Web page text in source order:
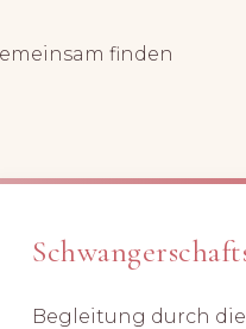
finden
Begleitung durch die